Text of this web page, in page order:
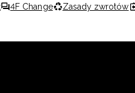
4F Change Zasady zwrotów